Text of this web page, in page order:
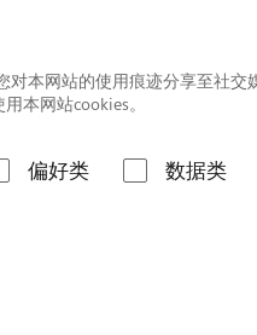
本网站的使用痕迹分享至社
本网站cookies。
偏好类 数据类